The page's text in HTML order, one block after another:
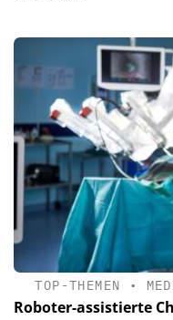
TOP-THEMEN •
Roboter-assistierte